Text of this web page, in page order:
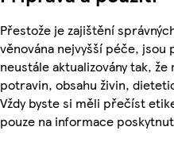
Přestože je zajištění
věnována nejvyšší péče,
neustále aktualizovány tak,
potravin, obsahu živin,
Vždy byste si měli přečíst
pouze na informace